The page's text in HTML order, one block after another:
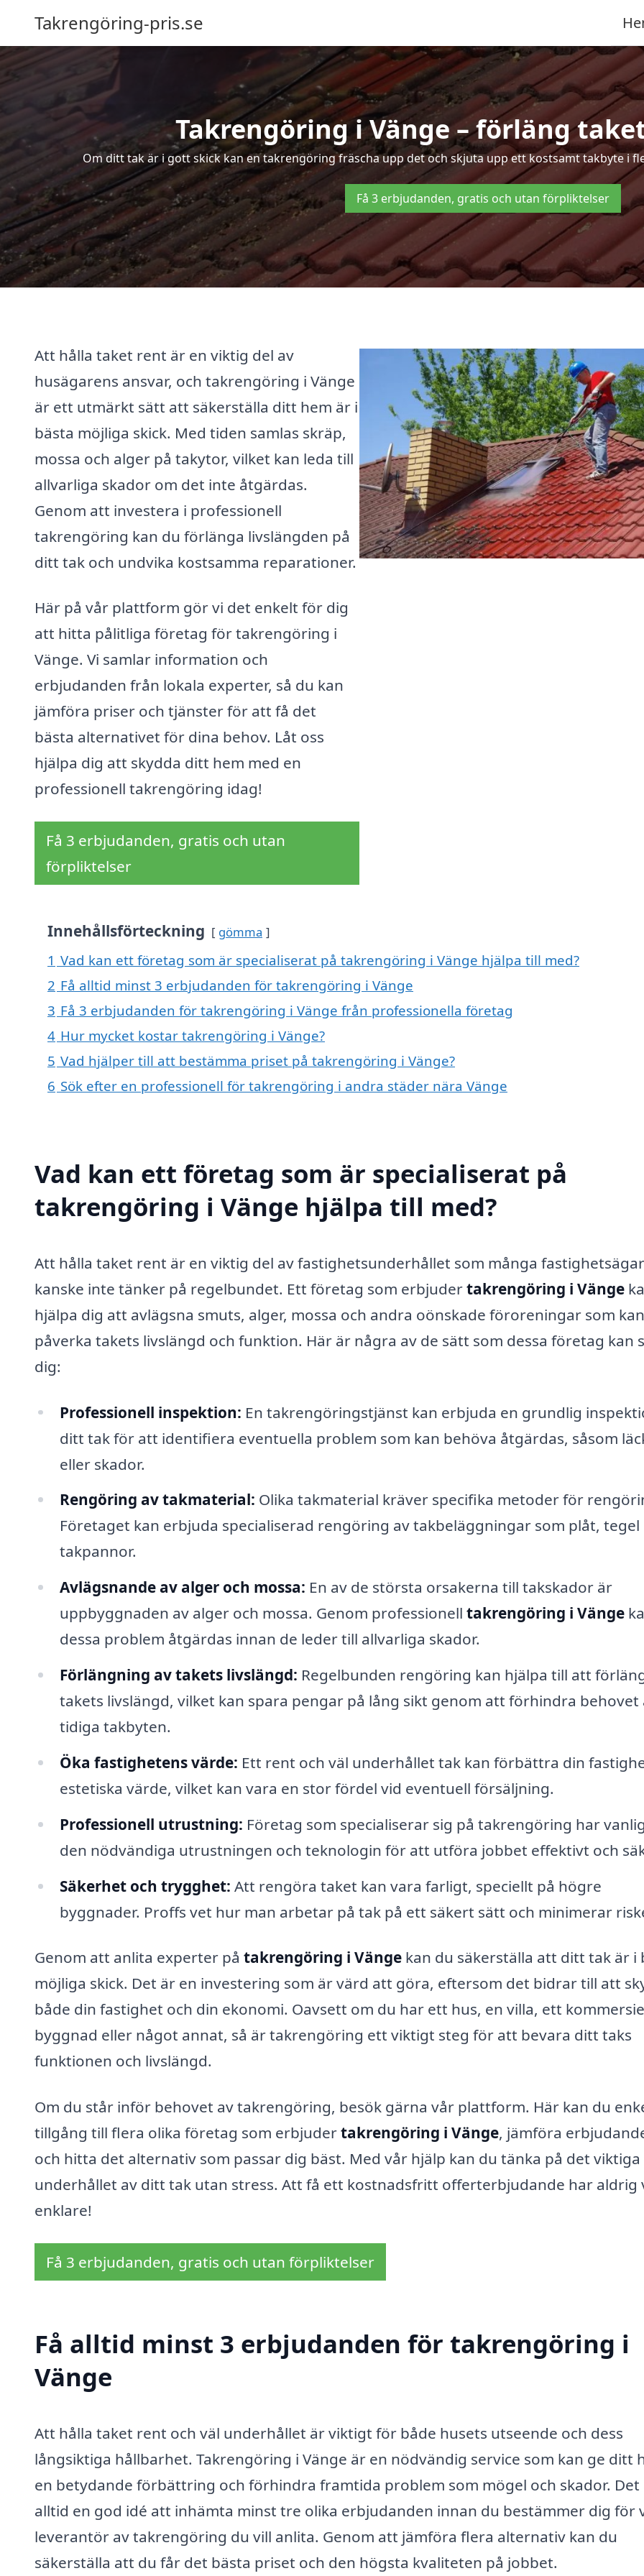
Takrengöring-pris.se
Takrengöring i Vänge – förläng
Om ditt tak är i gott skick kan en takrengöring fräscha upp det och skjuta upp ett kostsamt takbyte i
Få 3 erbjudanden, gratis och utan förpliktelser
Att hålla taket rent är en viktig del av
husägarens ansvar, och takrengöring i Vänge
är ett utmärkt sätt att säkerställa ditt hem är i
bästa möjliga skick. Med tiden samlas skräp,
mossa och alger på takytor, vilket kan leda till
allvarliga skador om det inte åtgärdas.
Genom att investera i professionell
takrengöring kan du förlänga livslängden på
ditt tak och undvika kostsamma reparationer.
Här på vår plattform gör vi det enkelt för dig
att hitta pålitliga företag för takrengöring i
Vänge. Vi samlar information och
erbjudanden från lokala experter, så du kan
jämföra priser och tjänster för att få det
bästa alternativet för dina behov. Låt oss
hjälpa dig att skydda ditt hem med en
professionell takrengöring idag!
Få 3 erbjudanden, gratis och utan
förpliktelser
Innehållsförteckning gömma
1 Vad kan ett företag som är specialiserat på takrengöring i Vänge hjälpa till med?
2 Få alltid minst 3 erbjudanden för takrengöring i Vänge
3 Få 3 erbjudanden för takrengöring i Vänge från professionella företag
4 Hur mycket kostar takrengöring i Vänge?
5 Vad hjälper till att bestämma priset på takrengöring i Vänge?
6 Sök efter en professionell för takrengöring i andra städer nära Vänge
Vad kan ett företag som är specialiserat på
takrengöring i Vänge hjälpa till med?
Att hålla taket rent är en viktig del av fastighetsunderhållet som många
kanske inte tänker på regelbundet. Ett företag som erbjudertakrengöring i Vänge
hjälpa dig att avlägsna smuts, alger, mossa och andra oönskade föroreningar som kan
påverka takets livslängd och funktion. Här är några av de sätt som dessa företag kan
dig:
Professionell inspektion: En takrengöringstjänst kan erbjuda en grundlig
ditt tak för att identifiera eventuella problem som kan behöva åtgärdas, såsom
eller skador.
Rengöring av takmaterial: Olika takmaterial kräver specifika metoder för
Företaget kan erbjuda specialiserad rengöring av takbeläggningar som plåt, tegel
takpannor.
Avlägsnande av alger och mossa: En av de största orsakerna till takskador är
uppbyggnaden av alger och mossa. Genom professionell takrengöring i Vänge
dessa problem åtgärdas innan de leder till allvarliga skador.
Förlängning av takets livslängd: Regelbunden rengöring kan hjälpa till att
takets livslängd, vilket kan spara pengar på lång sikt genom att förhindra behovet
tidiga takbyten.
Öka fastighetens värde: Ett rent och väl underhållet tak kan förbättra din
estetiska värde, vilket kan vara en stor fördel vid eventuell försäljning.
Professionell utrustning: Företag som specialiserar sig på takrengöring har
den nödvändiga utrustningen och teknologin för att utföra jobbet effektivt och
Säkerhet och trygghet: Att rengöra taket kan vara farligt, speciellt på högre
byggnader. Proffs vet hur man arbetar på tak på ett säkert sätt och minimerar
Genom att anlita experter på takrengöring i Vänge kan du säkerställa att ditt tak är i
möjliga skick. Det är en investering som är värd att göra, eftersom det bidrar till att
både din fastighet och din ekonomi. Oavsett om du har ett hus, en villa, ett
byggnad eller något annat, så är takrengöring ett viktigt steg för att bevara ditt taks
funktionen och livslängd.
Om du står inför behovet av takrengöring, besök gärna vår plattform. Här kan du
tillgång till flera olika företag som erbjudertakrengöring i Vänge, jämföra
och hitta det alternativ som passar dig bäst. Med vår hjälp kan du tänka på det viktiga
underhållet av ditt tak utan stress. Att få ett kostnadsfritt offerterbjudande har aldrig
enklare!
Få 3 erbjudanden, gratis och utan förpliktelser
Få alltid minst 3 erbjudanden för takrengöring i
Vänge
Att hålla taket rent och väl underhållet är viktigt för både husets utseende och dess
långsiktiga hållbarhet. Takrengöring i Vänge är en nödvändig service som kan ge ditt
en betydande förbättring och förhindra framtida problem som mögel och skador. Det
alltid en god idé att inhämta minst tre olika erbjudanden innan du bestämmer dig för
leverantör av takrengöring du vill anlita. Genom att jämföra flera alternativ kan du
säkerställa att du får det bästa priset och den högsta kvaliteten på jobbet.